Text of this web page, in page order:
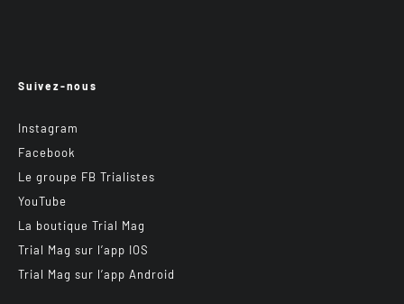
Suivez-nous
Instagram
Facebook
Le groupe FB Trialistes
YouTube
La boutique Trial Mag
Trial Mag sur l’app IOS
Trial Mag sur l’app Android